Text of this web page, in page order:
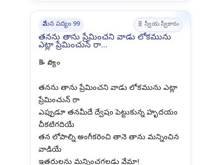
వేమన పద్యం 99 🧬 స్వీయ స్వీకారం
తనను తాను ప్రేమించని వాడు లోకమును
ఎట్లా ప్రేమించున్ రా…
📝 పాద్యం
తనను తాను ప్రేమించని వాడు లోకమును ఎట్లా
ప్రేమించున్ రా
ఎప్పుడూ తనమీదే ద్వేషం పెట్టుకున్న హృదయం
చీకటిగదియే
తన లోపాల్ని అంగీకరించి తానె తాను మన్నించిన
వాడియే